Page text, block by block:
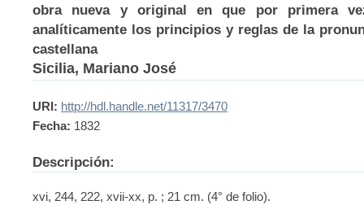
obra nueva y original en que por primera
analíticamente los principios y reglas de la
castellana
Sicilia, Mariano José
URI: http://hdl.handle.net/11317/3470
Fecha: 1832
Descripción:
xvi, 244, 222, xvii-xx, p. ; 21 cm. (4° de folio).